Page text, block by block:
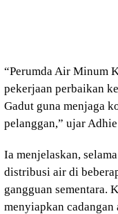
“Perumda Air Minum
pekerjaan perbaikan
Gadut guna menjaga
pelanggan,” ujar
Ia menjelaskan,
distribusi air di
gangguan sementara.
menyiapkan